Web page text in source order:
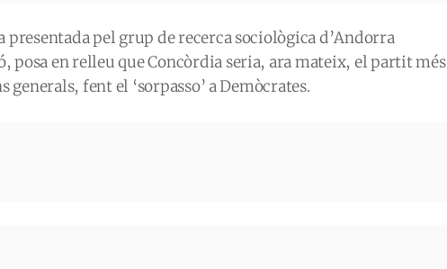
presentada pel grup de recerca sociològica d’Andorra
posa en relleu que Concòrdia seria, ara mateix, el partit més
generals, fent el ‘sorpasso’ a Demòcrates.